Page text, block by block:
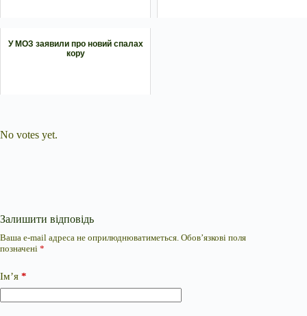
У МОЗ заявили про новий спалах
кору
No votes yet.
Залишити відповідь
Ваша e-mail адреса не оприлюднюватиметься. Обов’язкові поля
позначені *
Ім’я *